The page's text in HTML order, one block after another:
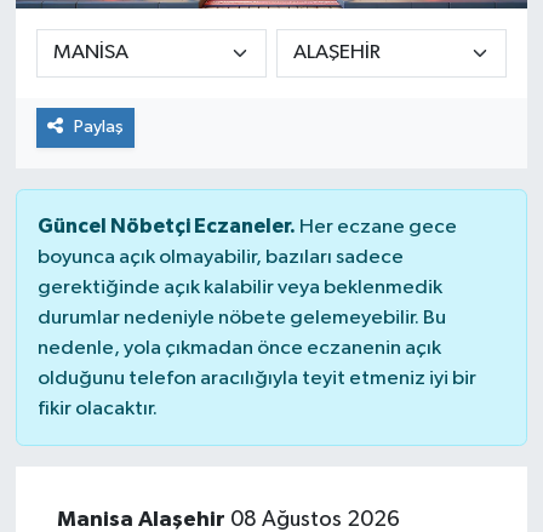
Paylaş
Güncel Nöbetçi Eczaneler. Her eczane gece
boyunca açık olmayabilir, bazıları sadece
gerektiğinde açık kalabilir veya beklenmedik
durumlar nedeniyle nöbete gelemeyebilir. Bu
nedenle, yola çıkmadan önce eczanenin açık
olduğunu telefon aracılığıyla teyit etmeniz iyi bir
fikir olacaktır.
Manisa Alaşehir 08 Ağustos 2026